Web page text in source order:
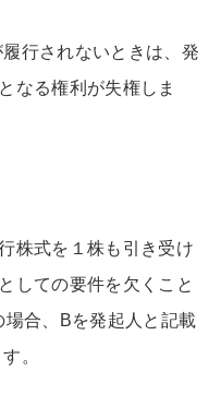
行されないときは、発
なる権利が失権しま
株式を１株も引き受け
しての要件を欠くこと
合、Bを発起人と記載
。